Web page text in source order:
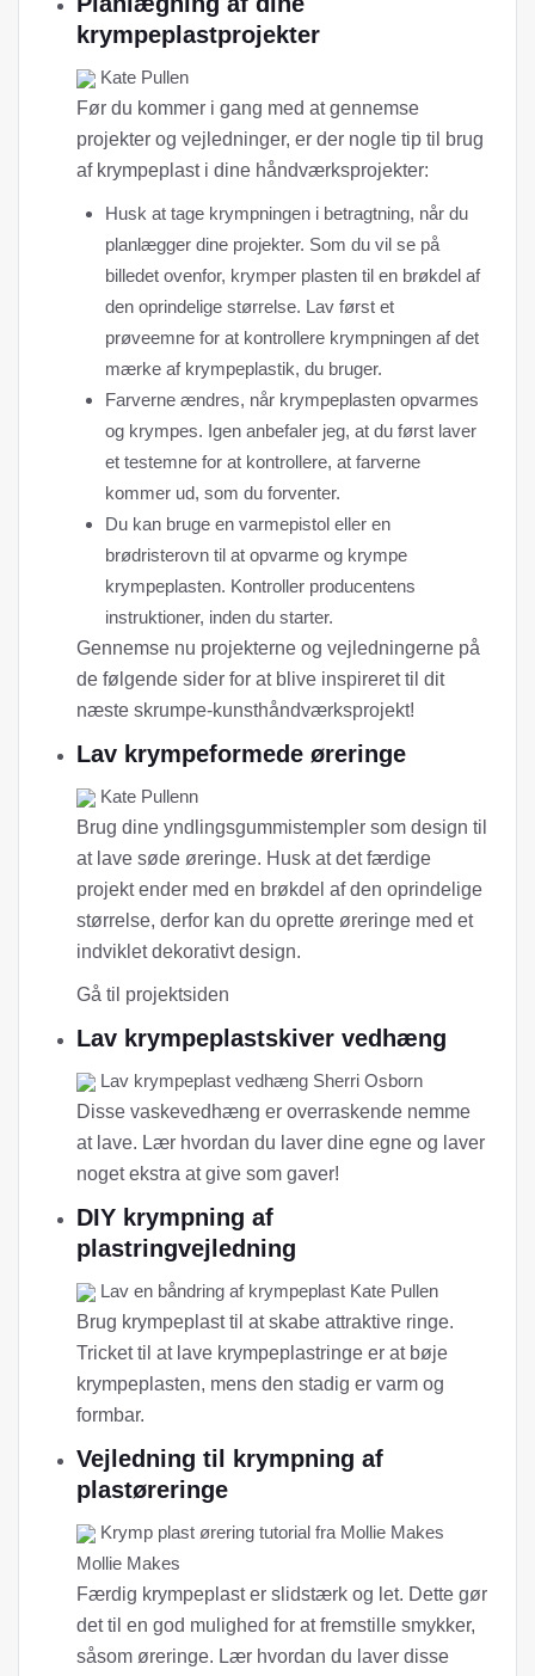
krympeplastprojekter
Kate Pullen
Før du kommer i gang med at gennemse
projekter og vejledninger, er der nogle tip til brug
af krympeplast i dine håndværksprojekter:
Husk at tage krympningen i betragtning, når du
planlægger dine projekter. Som du vil se på
billedet ovenfor, krymper plasten til en brøkdel af
den oprindelige størrelse. Lav først et
prøveemne for at kontrollere krympningen af ​​det
mærke af krympeplastik, du bruger.
Farverne ændres, når krympeplasten opvarmes
og krympes. Igen anbefaler jeg, at du først laver
et testemne for at kontrollere, at farverne
kommer ud, som du forventer.
Du kan bruge en varmepistol eller en
brødristerovn til at opvarme og krympe
krympeplasten. Kontroller producentens
instruktioner, inden du starter.
Gennemse nu projekterne og vejledningerne på
de følgende sider for at blive inspireret til dit
næste skrumpe-kunsthåndværksprojekt!
Lav krympeformede øreringe
Kate Pullenn
Brug dine yndlingsgummistempler som design til
at lave søde øreringe. Husk at det færdige
projekt ender med en brøkdel af den oprindelige
størrelse, derfor kan du oprette øreringe med et
indviklet dekorativt design.
Gå til projektsiden
Lav krympeplastskiver vedhæng
Lav krympeplast vedhæng Sherri Osborn
Disse vaskevedhæng er overraskende nemme
at lave. Lær hvordan du laver dine egne og laver
noget ekstra at give som gaver!
DIY krympning af
plastringvejledning
Lav en båndring af krympeplast Kate Pullen
Brug krympeplast til at skabe attraktive ringe.
Tricket til at lave krympeplastringe er at bøje
krympeplasten, mens den stadig er varm og
formbar.
Vejledning til krympning af
plastøreringe
Krymp plast ørering tutorial fra Mollie Makes
Mollie Makes
Færdig krympeplast er slidstærk og let. Dette gør
det til en god mulighed for at fremstille smykker,
såsom øreringe. Lær hvordan du laver disse